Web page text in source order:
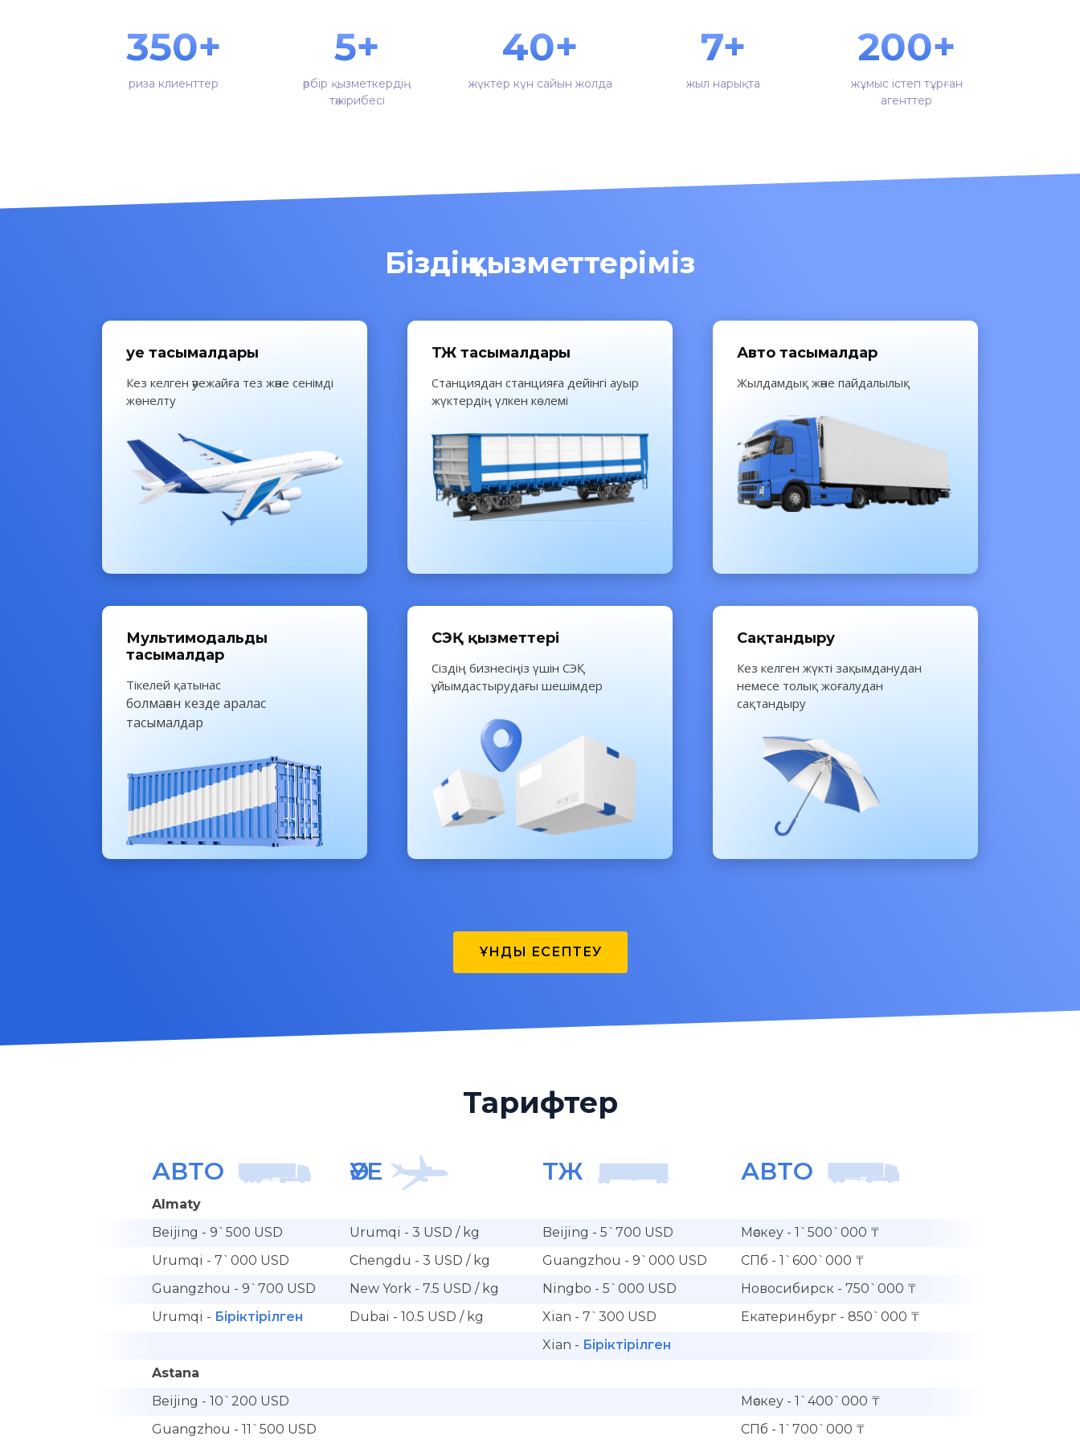
350+
риза клиенттер
5+
әрбір қызметкердің
тәжірибесі
40+
жүктер күн сайын жолда
7+
жыл нарықта
200+
жұмыс істеп тұрған
агенттер
Біздің қызметтеріміз
Әуе тасымалдары
Кез келген әуежайға тез және сенімді
жөнелту
ТЖ тасымалдары
Станциядан станцияға дейінгі ауыр
жүктердің үлкен көлемі
Авто тасымалдар
Жылдамдық және пайдалылық
Мультимодальды
тасымалдар
Тікелей қатынас
болмаған кезде аралас
тасымалдар
СЭҚ қызметтері
Сіздің бизнесіңіз үшін СЭҚ
ұйымдастырудағы шешімдер
Сақтандыру
Кез келген жүкті зақымданудан
немесе толық жоғалудан
сақтандыру
ҚҰНДЫ ЕСЕПТЕУ
Тарифтер
АВТО ӘУЕ ТЖ АВТО
Almaty
Beijing - 9`500 USD
Urumqi - 3 USD / kg Beijing - 5`700 USD
Мәскеу - 1`500`000 ₸
Urumqi - 7`000 USD
Chengdu - 3 USD / kg Guangzhou - 9`000 USD
СПб - 1`600`000 ₸
Guangzhou - 9`700 USD
New York - 7.5 USD / kg Ningbo - 5`000 USD
Новосибирск - 750`000 ₸
Urumqi - Біріктірілген Dubai - 10.5 USD / kg Xian - 7`300 USD
Екатеринбург - 850`000 ₸
Xian - Біріктірілген
Astana
Beijing - 10`200 USD
Мәскеу - 1`400`000 ₸
Guangzhou - 11`500 USD
СПб - 1`700`000 ₸